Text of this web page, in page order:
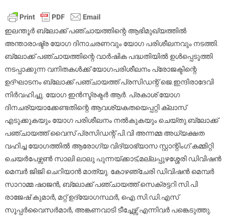
യോഗ
പരിശീലനവും
നടത്തി
ഇലന്തൂര്‍ ബ്ലോക്ക് പഞ്ചായത്തിന്റെ ആഭിമുഖ്യത്തില്‍
അന്താരാഷ്ട്ര യോഗ ദിനാചരണവും യോഗ പരിശീലനവും നടത്തി.
ബ്ലോക്ക് പഞ്ചായത്തിന്റെ വാര്‍ഷിക പദ്ധതിയില്‍ ഉള്‍പ്പെടുത്തി
നടപ്പാക്കുന്ന വനിതകള്‍ക്ക് യോഗപരിശീലനം പ്രോജക്ടിന്റെ
ഉദ്ഘാടനം ബ്ലോക്ക് പഞ്ചായത്ത് പ്രസിഡന്റ് ജെ.ഇന്ദിരാദേവി
നിര്‍വഹിച്ചു. യോഗ ഇന്‍സ്ട്രക്ടര്‍ ആര്‍. പ്രകാശ് യോഗ
ദിനചര്യയാക്കേണ്ടതിന്റെ ആവശ്യകതയെപ്പറ്റി ക്ലാസ്
എടുക്കുകയും യോഗ പരിശീലനം നല്‍കുകയും ചെയ്തു.ബ്ലോക്ക്
പഞ്ചായത്ത് വൈസ് പ്രസിഡന്റ് പി.വി അന്നമ്മ അധ്യക്ഷത
വഹിച്ച യോഗത്തില്‍ ആരോഗ്യ വിദ്യാഭ്യാസ സ്റ്റാന്റിംഗ് കമ്മിറ്റി
ചെയര്‍പേഴ്സണ്‍ സാലി ലാലു പുന്നയ്ക്കാട്,മല്ലപ്പുഴശ്ശേരി ഡിവിഷന്‍
മെമ്പര്‍ ജിജി ചെറിയാന്‍ മാത്യു. കോഴഞ്ചേരി ഡിവിഷന്‍ മെമ്പര്‍
സാറാമ്മ ഷാജന്‍, ബ്ലോക്ക് പഞ്ചായത്ത് സെക്രട്ടറി സി.പി
രാജേഷ് കുമാര്‍, മറ്റ് ഉദ്യോഗസ്ഥര്‍, ഐ.സി.ഡി.എസ്
സൂപ്പര്‍വൈസര്‍മാര്‍, അങ്കണവാടി ടീച്ചേഴ്സ് എന്നിവര്‍ പങ്കെടുത്തു.